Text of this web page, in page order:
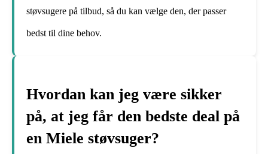
støvsugere på tilbud, så du kan vælge den, der passer
bedst til dine behov.
Hvordan kan jeg være sikker
på, at jeg får den bedste deal på
en Miele støvsuger?